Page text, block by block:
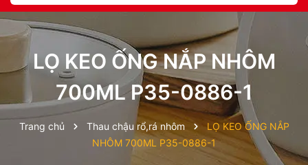
LỌ KEO ỐNG NẮP NHÔM
700ML P35-0886-1
Trang chủ Thau chậu rổ,rá nhôm
LỌ KEO ỐNG NẮP
NHÔM 700ML P35-0886-1